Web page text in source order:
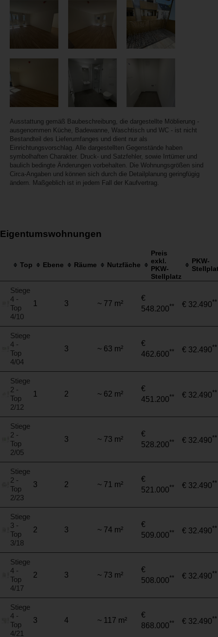
Ausstattung gemäß Baubeschreibung, die dargestellte Möblierung -
ausgenommen Küche, Badewanne, Waschtisch und WC - ist nicht
Bestandteil des Lieferumfanges und dient nur als
Einrichtungsvorschlag. Alle dargestellten Gegenstände haben
symbolhaften Charakter. Druck- und Satzfehler, sowie Irrtümer und
baulich bedingte Änderungen vorbehalten. Die Wohnungsgrößen sind
Circa-Angaben und können sich durch die Detailplanung geringfügig
ändern. Maßgeblich ist in jedem Fall der Kaufvertrag.
Eigentumswohnungen
Top Ebene Räume Nutzfäche
Preis
exkl.
PKW-
Stellplatz
PKW-
Stiege
4 -
Top
4/10
1 3 ~ 77 m²
€
548.200** € 32.490**
Stiege
4 -
Top
4/04
3 ~ 63 m²
€
462.600** € 32.490**
Stiege
2 -
Top
2/12
1 2 ~ 62 m²
€
451.200** € 32.490**
Stiege
2 -
Top
2/05
3 ~ 73 m²
€
528.200** € 32.490**
Stiege
2 -
Top
2/23
3 2 ~ 71 m²
€
521.000** € 32.490**
Stiege
3 -
Top
3/18
2 3 ~ 74 m²
€
509.000** € 32.490**
Stiege
4 -
Top
4/17
2 3 ~ 73 m²
€
508.000** € 32.490**
Stiege
4 -
Top
4/21
3 4 ~ 117 m²
€
868.000** € 32.490**